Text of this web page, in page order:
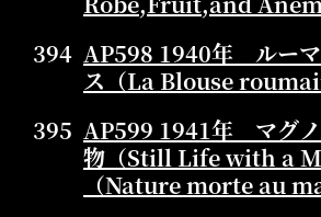
394 AP598 1940年 ルーマ
ス（La Blouse
395 AP599 1941年 マグノ
物（Still Life with a
（Nature morte au